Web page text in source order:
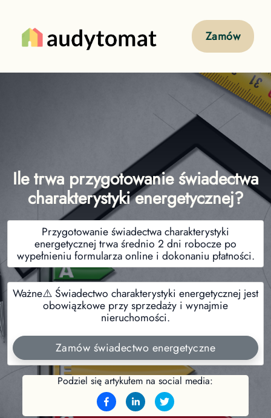
Zamów
Ile trwa przygotowanie świadectwa
charakterystyki energetycznej?
Przygotowanie świadectwa charakterystyki
energetycznej trwa średnio 2 dni robocze po
wypełnieniu formularza online i dokonaniu płatności.
Ważne⚠️ Świadectwo charakterystyki energetycznej jest
obowiązkowe przy sprzedaży i wynajmie
nieruchomości.
Zamów świadectwo energetyczne
Podziel się artykułem na social media: